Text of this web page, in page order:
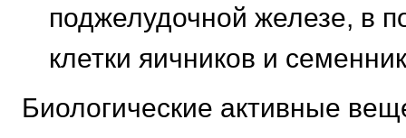
поджелудочной железе, в
клетки яичников и
Биологические активные